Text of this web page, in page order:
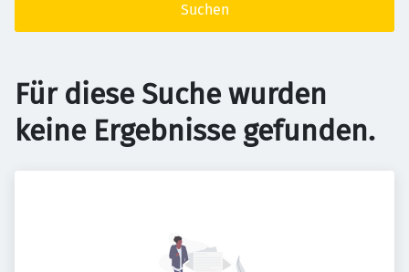
Suchen
Für diese Suche wurden
keine Ergebnisse gefunden.